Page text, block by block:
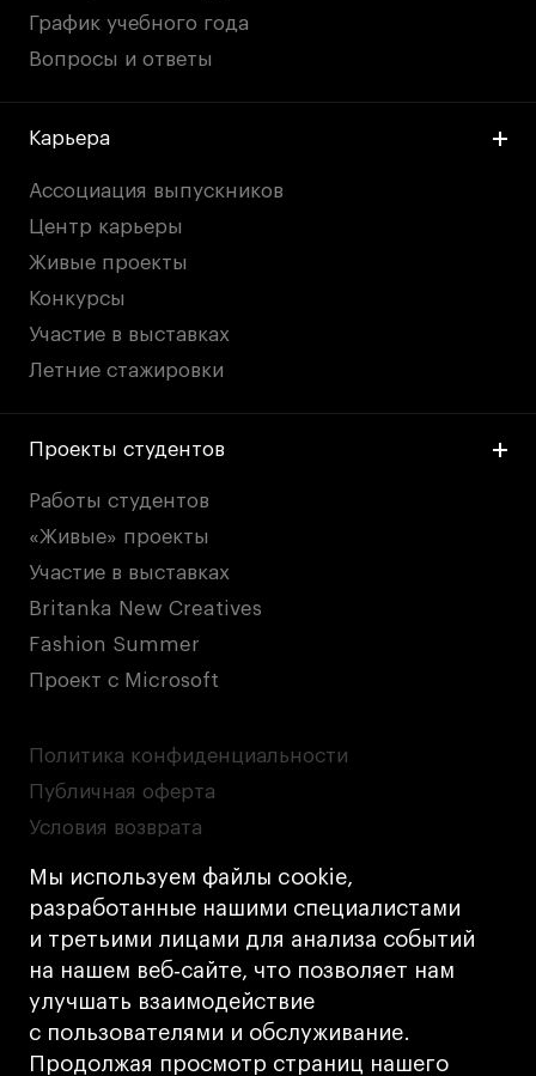
Мы используем файлы cookie,
разработанные нашими специалистами
и третьими лицами для анализа событий
на нашем веб‑сайте, что позволяет нам
улучшать взаимодействие
с пользователями и обслуживание.
Продолжая просмотр страниц нашего
График учебного года
Вопросы и ответы
Карьера
Ассоциация выпускников
Центр карьеры
Живые проекты
Конкурсы
Участие в выставках
Летние стажировки
Проекты студентов
Работы студентов
«Живые» проекты
Участие в выставках
Britanka New Creatives
Fashion Summer
Проект с Microsoft
Политика конфиденциальности
Публичная оферта
Условия возврата
Кредит на образование с господдержкой
Лицензия на осуществление образовательной
деятельности АНО ВО «Универсальный
Университет»
Карта сайта
Дизайн